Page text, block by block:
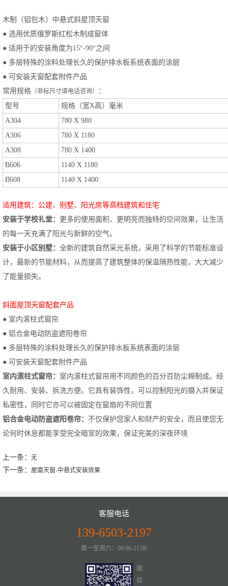
木制（铝包木）中悬式斜屋顶天窗
● 选用优质俄罗斯红松木制成窗体
● 适用于的安装角度为15°-90°之间
● 多层特殊的涂料处理长久的保护排水板系统表面的涂层
● 可安装天窗配套附件产品
常用规格 （非标尺寸请电话咨询）
：
型号
规格（宽X高）毫米
A304
780 X 980
A306
780 X 1180
A308
780 X 1400
B606
1140 X 1180
B608
1140 X 1400
适用建筑：公建、别墅、阳光房等高档建筑和住宅
安装于学校礼堂： 更多的使用面积、更明亮而独特的空间效果，让生活
的每一天充满了阳光与新鲜的空气。
安装于小区别墅： 全新的建筑自然采光系统，采用了科学的节能标准设
计，最新的节能材料，从而提高了建筑整体的保温隔热性能，大大减少
了能量损失。
斜面屋顶天窗配套产品
● 室内滚柱式窗帘
● 铝合金电动防盗遮阳卷帘
● 多层特殊的涂料处理长久的保护排水板系统表面的涂层
● 可安装天窗配套附件产品
室内滚柱式窗帘： 室内滚柱式窗帘用不同颜色的百分百防尘棉制成。经
久耐用、安装、拆洗方便。它具有装饰性，可以控制阳光的摄入并保证
私密性，同时它亦可以被固定在窗扇的不同位置
铝合金电动防盗遮阳卷帘： 不仅保护您家人和财产的安全，而且使您无
论何时休息都能享受完全暗室的效果，保证完美的深夜环境
上一条： 无
下一条： 屋面天窗-中悬式安装效果
客服电话
139-6503-2197
周一至周六：09:00-21:00
微
信